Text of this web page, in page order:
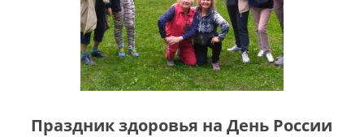
Праздник здоровья на День России